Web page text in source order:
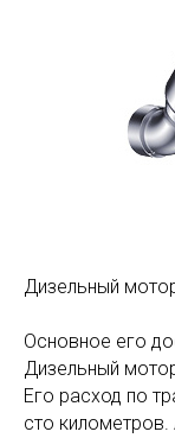
Дизельный
Основное его
Дизельный
Его расход по
сто